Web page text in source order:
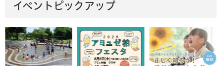
イベントピックアップ